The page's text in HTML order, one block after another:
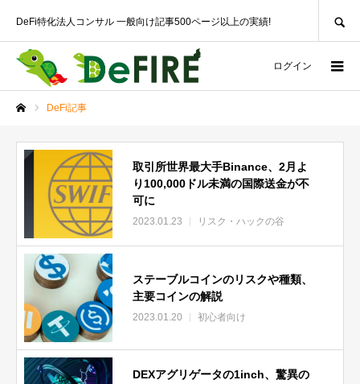
DeFi特化法人コンサル 一般向け記事500ページ以上の実績!
ログイン
DeFi記事
取引所世界最大手Binance、2月よ
り100,000ドル未満の国際送金が不
可に
2023.01.23 リスク・ハックの谷
ステーブルコインのリスクや種類、
主要コインの解説
2023.01.20 初心者向け
DEXアグリゲータの1inch、驚異の